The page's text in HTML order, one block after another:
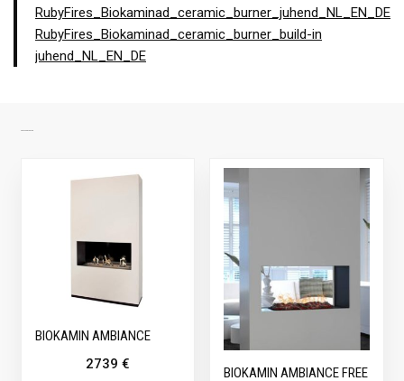
RubyFires_Biokaminad_ceramic_burner_juhend_NL_EN_DE
RubyFires_Biokaminad_ceramic_burner_build-in
juhend_NL_EN_DE
BIOKAMIN AMBIANCE
2739 €
BIOKAMIN AMBIANCE FREE